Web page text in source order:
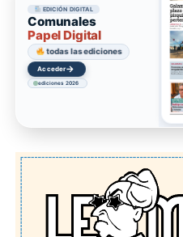
EDICIÓN DIGITAL
Comunales
Papel Digital
todas las ediciones
Acceder→
ediciones 2026